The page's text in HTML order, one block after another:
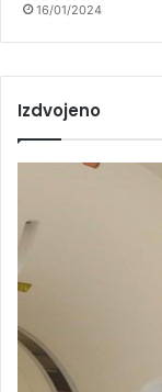
16/01/2024
Izdvojeno